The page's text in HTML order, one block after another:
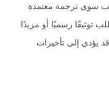
سوى ترجمة معتمدة
توثيقًا رسميًا أو مزيدًا
يؤدي إلى تأخيرات